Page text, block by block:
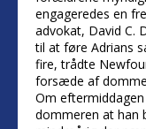
engageredes en
advokat, David C.
til at føre Adrians
fire, trådte
forsæde af
Om
dommeren at han